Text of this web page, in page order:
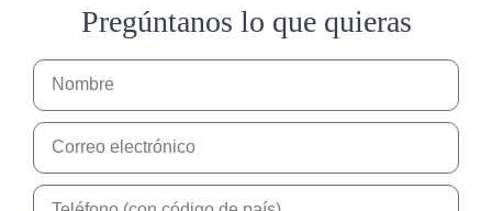
Pregúntanos lo que quieras